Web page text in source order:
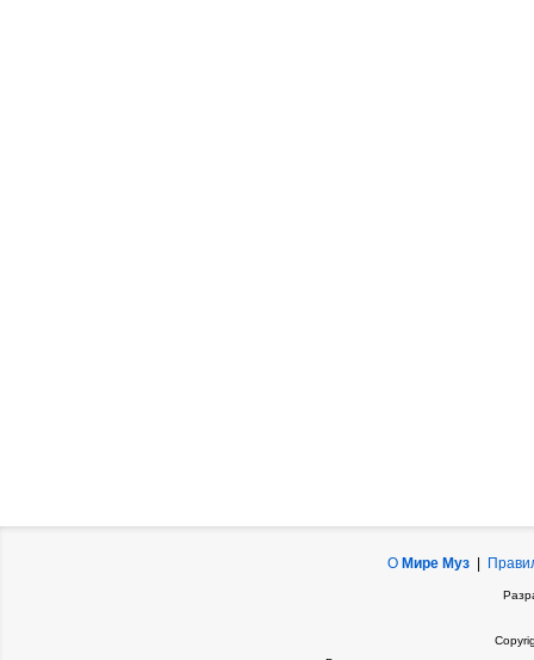
О Мире Муз|